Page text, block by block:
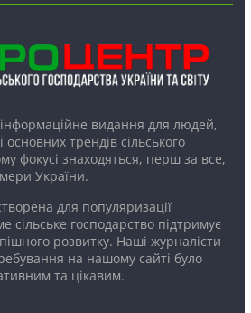
видання для людей,
основних трендів сільського
фокусі знаходяться, перш за все,
України.
для популяризації
сільське господарство підтримує
розвитку. Наші журналісти
на нашому сайті було
та цікавим.